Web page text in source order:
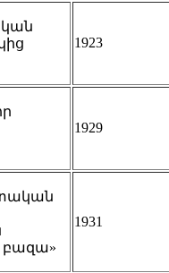
1923
1929
բազա»
1931